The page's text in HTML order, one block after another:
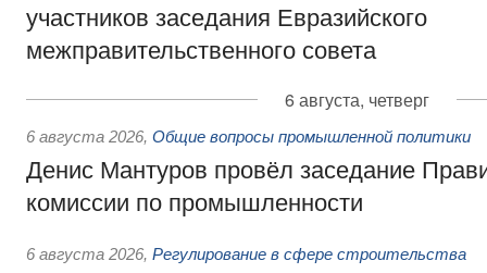
участников заседания Евразийского
межправительственного совета
6 августа, четверг
6 августа 2026, Общие вопросы промышленной политики
Денис Мантуров провёл заседание
комиссии по промышленности
6 августа 2026, Регулирование в сфере строительства